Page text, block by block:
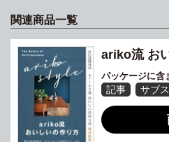
関連商品一覧
ariko流 お
パッケージに含
記事 サブ